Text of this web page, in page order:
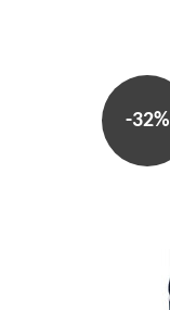
-32%